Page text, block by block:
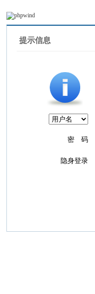
提示信息
密 码
隐身登录